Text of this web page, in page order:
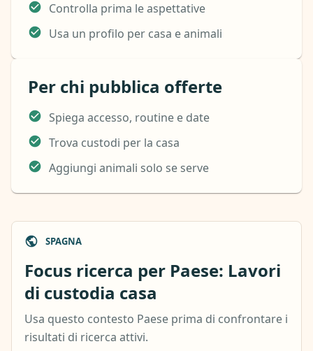
Controlla prima le aspettative
Usa un profilo per casa e animali
Per chi pubblica offerte
Spiega accesso, routine e date
Trova custodi per la casa
Aggiungi animali solo se serve
SPAGNA
Focus ricerca per Paese: Lavori
di custodia casa
Usa questo contesto Paese prima di confrontare i
risultati di ricerca attivi.